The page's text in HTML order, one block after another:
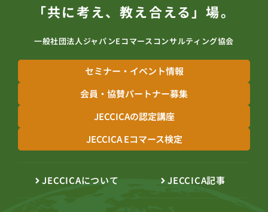
「共に考え、教え合える」場。
一般社団法人ジャパンEコマースコンサルティング協会
セミナー・イベント情報
会員・協賛パートナー募集
JECCICAの認定講座
JECCICA Eコマース検定
JECCICAについて JECCICA記事